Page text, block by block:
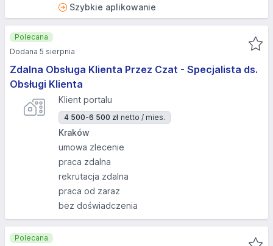
Szybkie aplikowanie
Zdalna Obsługa Klienta Przez Czat - Specjalista ds.
Obsługi Klienta
Klient portalu
4 500-6 500 zł netto / mies.
Kraków
umowa zlecenie
praca zdalna
rekrutacja zdalna
praca od zaraz
bez doświadczenia
Polecana
Dodana 5 sierpnia
Polecana